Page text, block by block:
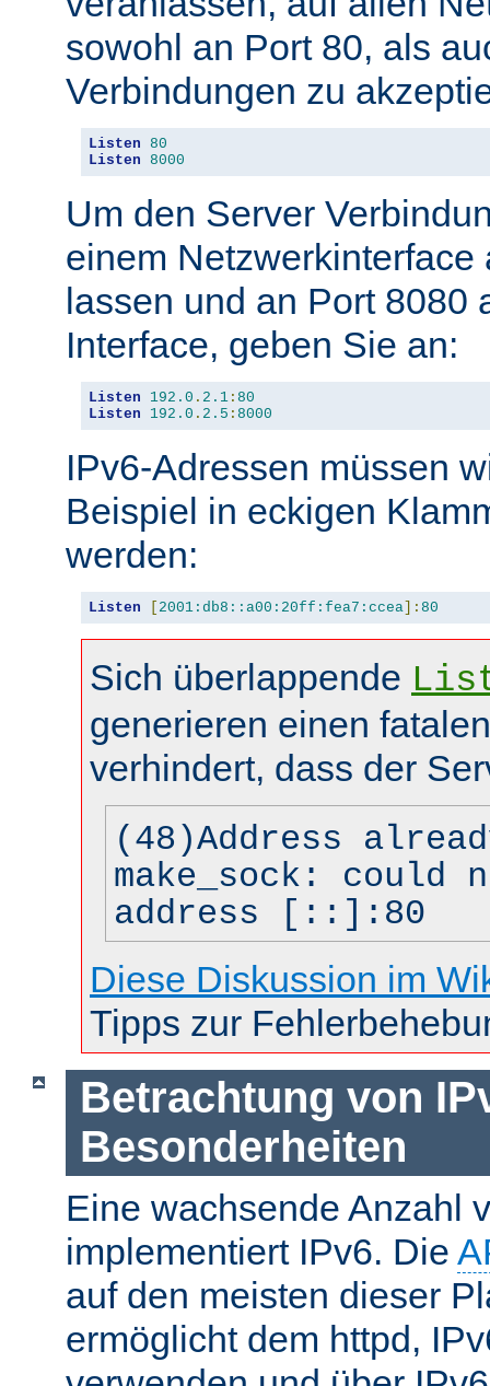
sowohl an Port 80, als
Verbindungen zu
Listen 80
Listen 8000
Um den Server
einem Netzwerkinterface
lassen und an Port 8080
Interface, geben Sie an:
Listen 192.0 . 2.1 : 80
Listen
192.0 . 2.5 : 8000
IPv6-Adressen müssen
Beispiel in eckigen
werden:
Listen [ 2001:db8::a00:20ff:fea7:ccea]: 80
Sich überlappende
generieren einen
verhindert, dass der
(48)Address
make_sock: could
address [::]:80
Diese Diskussion im
Tipps zur
Betrachtung von
Besonderheiten
Eine wachsende Anzahl
implementiert IPv6. Die
auf den meisten dieser
ermöglicht dem httpd,